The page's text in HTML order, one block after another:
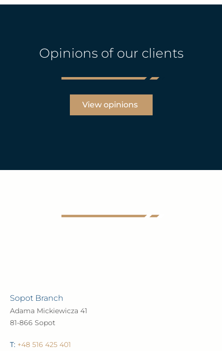
Opinions of our clients
View opinions
Sopot Branch
Adama Mickiewicza 41
81-866 Sopot
T: +48 516 425 401